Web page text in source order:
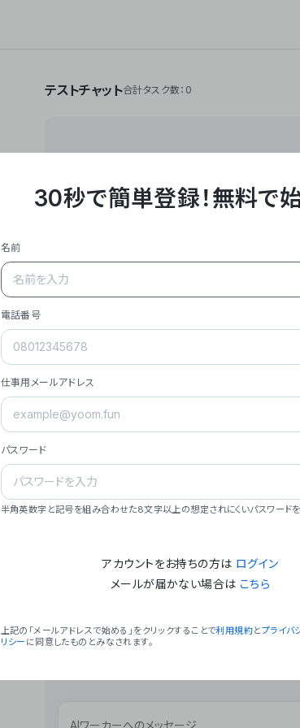
テストチャット合計タスク数：0
**Yoom株式会社は、ビジネスオート
API・RPA・OCRなどの技術をノーコ
作業やデスクワークを自動化するサ
- **主力プロダクト「Yoom」**:
メール対応、請求書処理、日報作成
- **実績**: 国内利用社数20,000社
- **強み**: すべての自動化技術を1プ
- **ミッション**: 「We Make Time」
- **ビジョン**: 「Global Business
### 会社概要
30秒で簡単登録！無料で
名前
電話番号
仕事用メールアドレス
パスワード
半角英数字と記号を組み合わせた8文字以上の想定されにくいパスワードを
アカウントをお持ちの方は ログイン
メールが届かない場合は こちら
上記の「メールアドレスで始める」をクリックすることで利用規約とプライバ
リシー に同意したものとみなされます。